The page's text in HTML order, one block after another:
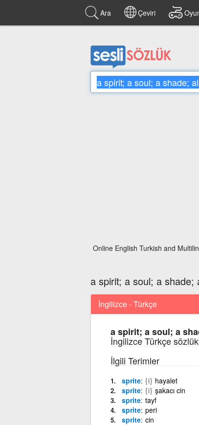
Ara Çeviri
Online English Turkish and
a spirit; a soul; a
İngilizce - Türkçe
a spirit; a soul; a
İngilizce Türkçe
İlgili Terimler
sprite {i} hayalet
sprite {i} şakacı cin
sprite tayf
sprite peri
sprite cin